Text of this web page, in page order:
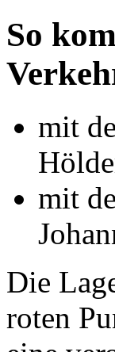
So
mit
mit
Die
roten